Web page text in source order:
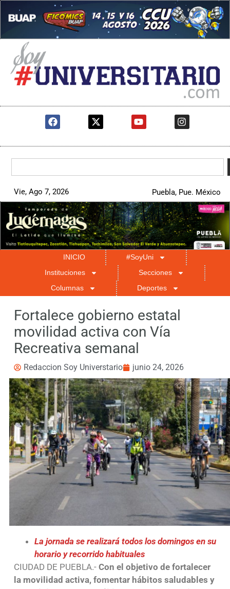
Vie, Ago 7, 2026 Puebla, Pue. México
INICIO
#SoyUni
Instituciones
Secciones
Columnas
Deportes
Fortalece gobierno estatal
movilidad activa con Vía
Recreativa semanal
Redaccion Soy Universtario junio 24, 2026
La jornada se realizará todos los domingos en su
horario y recorrido habituales
CIUDAD DE PUEBLA.- Con el objetivo de fortalecer
la movilidad activa, fomentar hábitos saludables y